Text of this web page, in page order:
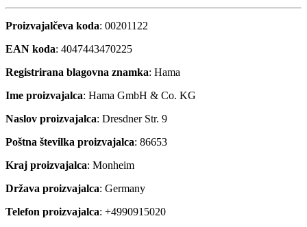
Proizvajalčeva koda: 00201122
EAN koda: 4047443470225
Registrirana blagovna znamka: Hama
Ime proizvajalca: Hama GmbH & Co. KG
Naslov proizvajalca: Dresdner Str. 9
Poštna številka proizvajalca: 86653
Kraj proizvajalca: Monheim
Država proizvajalca: Germany
Telefon proizvajalca: +4990915020